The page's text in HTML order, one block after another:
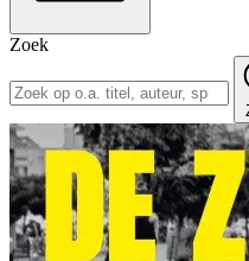
Zoek